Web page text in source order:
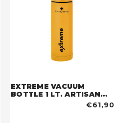
EXTREME VACUUM
BOTTLE 1 LT. ARTISAN
€61,90